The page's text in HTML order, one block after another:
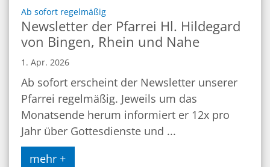
Ab sofort regelmäßig:
Newsletter der Pfarrei Hl. Hildegard
von Bingen, Rhein und Nahe
1. Apr. 2026
Ab sofort erscheint der Newsletter unserer
Pfarrei regelmäßig. Jeweils um das
Monatsende herum informiert er 12x pro
Jahr über Gottesdienste und ...
mehr +